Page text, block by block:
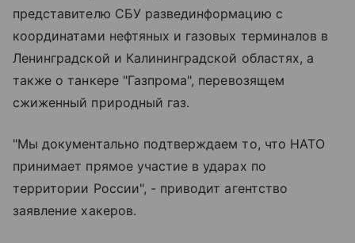
представителю СБУ развединформацию с
координатами нефтяных и газовых терминалов в
Ленинградской и Калининградской областях, а
также о танкере "Газпрома", перевозящем
сжиженный природный газ.
"Мы документально подтверждаем то, что НАТО
принимает прямое участие в ударах по
территории России", - приводит агентство
заявление хакеров.